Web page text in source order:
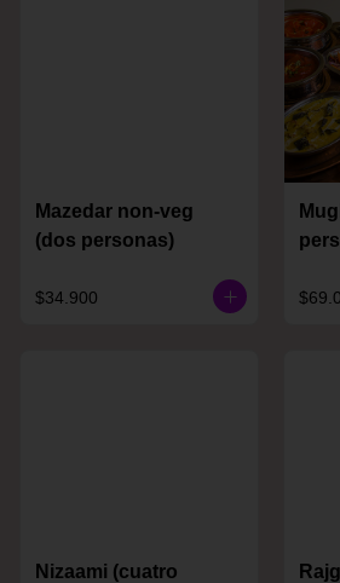
Mazedar non-veg
(dos personas)
$34.900
Nizaami (cuatro